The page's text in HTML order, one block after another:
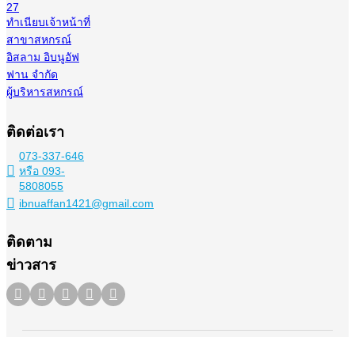
27
ทำเนียบเจ้าหน้าที่
สาขาสหกรณ์
อิสลาม อิบนูอัฟ
ฟาน จำกัด
ผู้บริหารสหกรณ์
ติดต่อเรา
073-337-646
หรือ 093-
5808055
ibnuaffan1421@gmail.com
ติดตาม
ข่าวสาร